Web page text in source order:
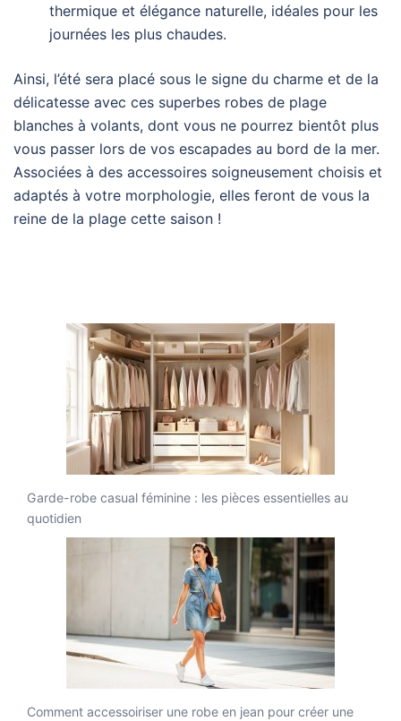
thermique et élégance naturelle, idéales pour les
journées les plus chaudes.
Ainsi, l’été sera placé sous le signe du charme et de la
délicatesse avec ces superbes robes de plage
blanches à volants, dont vous ne pourrez bientôt plus
vous passer lors de vos escapades au bord de la mer.
Associées à des accessoires soigneusement choisis et
adaptés à votre morphologie, elles feront de vous la
reine de la plage cette saison !
Garde-robe casual féminine : les pièces essentielles au
quotidien
Comment accessoiriser une robe en jean pour créer une